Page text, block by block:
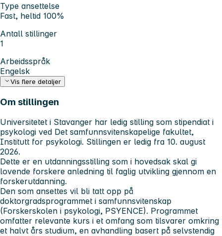
Type ansettelse
Fast, heltid 100%
Antall stillinger
1
Arbeidsspråk
Engelsk
Vis flere detaljer
Om stillingen
Universitetet i Stavanger har ledig stilling som stipendiat i
psykologi ved Det samfunnsvitenskapelige fakultet,
Institutt for psykologi. Stillingen er ledig fra 10. august
2026.
Dette er en utdanningsstilling som i hovedsak skal gi
lovende forskere anledning til faglig utvikling gjennom en
forskerutdanning.
Den som ansettes vil bli tatt opp på
doktorgradsprogrammet i samfunnsvitenskap
(Forskerskolen i psykologi, PSYENCE). Programmet
omfatter relevante kurs i et omfang som tilsvarer omkring
et halvt års studium, en avhandling basert på selvstendig